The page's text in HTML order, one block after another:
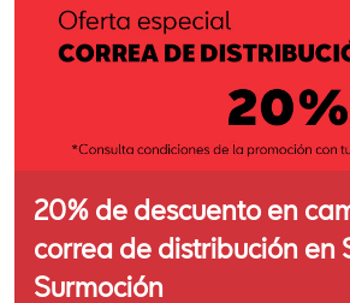
20% de descuento en
correa de distribución en
Surmoción